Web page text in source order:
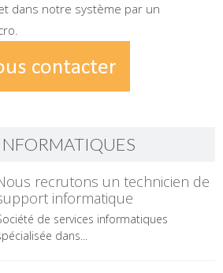
dans notre système par un
recrutons un technicien de
informatique
de services informatiques
dans...